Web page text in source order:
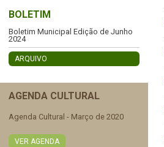
BOLETIM
Boletim Municipal Edição de Junho
2024
ARQUIVO
AGENDA CULTURAL
Agenda Cultural - Março de 2020
VER AGENDA